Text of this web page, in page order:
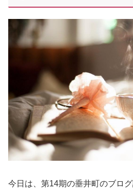
今日は、第14期の垂井町のブロ